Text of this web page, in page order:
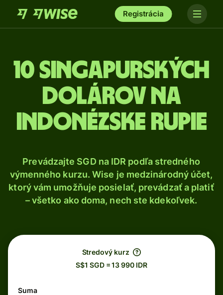
Registrácia
10 Singapurských
dolárov na
indonézske rupie
Prevádzajte SGD na IDR podľa stredného
výmenného kurzu. Wise je medzinárodný účet,
ktorý vám umožňuje posielať, prevádzať a platiť
– všetko ako doma, nech ste kdekoľvek.
Stredový kurz
S$1 SGD = 13 990 IDR
Suma